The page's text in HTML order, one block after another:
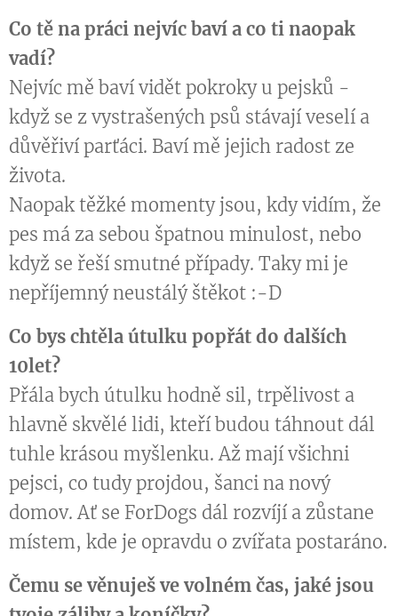
Co tě na práci nejvíc baví a co ti naopak
vadí?
Nejvíc mě baví vidět pokroky u pejsků -
když se z vystrašených psů stávají veselí a
důvěřiví parťáci. Baví mě jejich radost ze
života.
Naopak těžké momenty jsou, kdy vidím, že
pes má za sebou špatnou minulost, nebo
když se řeší smutné případy. Taky mi je
nepříjemný neustálý štěkot :-D
Co bys chtěla útulku popřát do dalších
10let?
Přála bych útulku hodně sil, trpělivost a
hlavně skvělé lidi, kteří budou táhnout dál
tuhle krásou myšlenku. Až mají všichni
pejsci, co tudy projdou, šanci na nový
domov. Ať se ForDogs dál rozvíjí a zůstane
místem, kde je opravdu o zvířata postaráno.
Čemu se věnuješ ve volném čas, jaké jsou